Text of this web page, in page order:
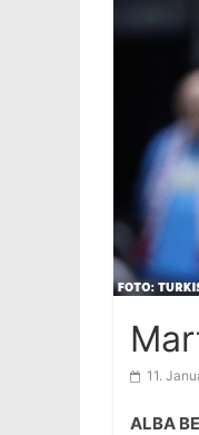
11.
ALBA